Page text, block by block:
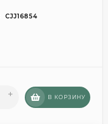
CJJ16854
+ В КОРЗИНУ